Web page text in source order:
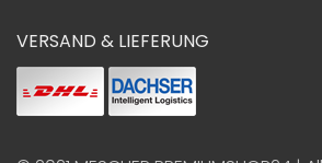
VERSAND & LIEFERUNG